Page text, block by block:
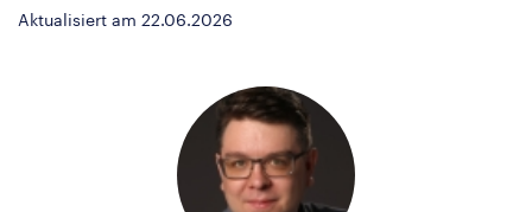
Aktualisiert am 22.06.2026